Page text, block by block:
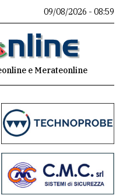
09/08/2026 - 08:59
e Merateonline